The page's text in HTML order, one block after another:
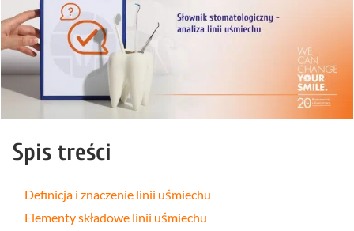
Spis treści
Definicja i znaczenie linii uśmiechu
Elementy składowe linii uśmiechu